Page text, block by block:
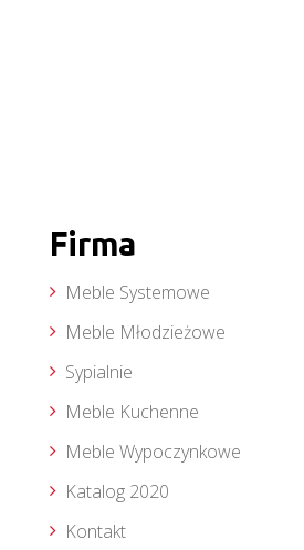
Firma
Meble Systemowe
Meble Młodzieżowe
Sypialnie
Meble Kuchenne
Meble Wypoczynkowe
Katalog 2020
Kontakt